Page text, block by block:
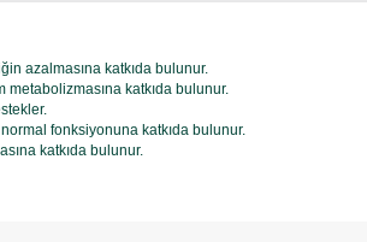
azalmasına katkıda bulunur.
katkıda bulunur.
fonksiyonuna katkıda bulunur.
katkıda bulunur.